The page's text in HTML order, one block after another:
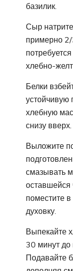
базилик.
Сыр
примерно 2/
хлебно-
Белки
устойчивую
хлебную
снизу вверх.
Выложите
смазывать
оставшейся
поместите
духовку.
Выпекайте
30 минут до
Подавайте